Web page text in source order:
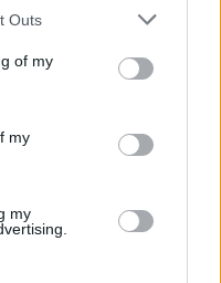
one or more Google
You may click to
its third-party tags to
in below Google
Outs
of my
my
my